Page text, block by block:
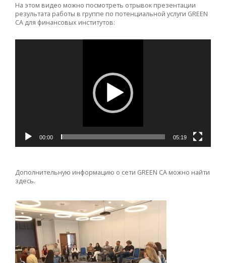
На этом видео можно посмотреть отрывок презентации
результата работы в группе по потенциальной услуги GREEN
CA для финансовых институтов:
00:00 05:19
Дополнительную информацию о cети GREEN CA можно найти
здесь.